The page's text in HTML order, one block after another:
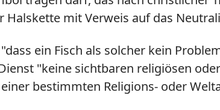
Halskette mit Verweis auf das
ein Fisch als solcher kein
"keine sichtbaren religiösen
bestimmten Religions- oder